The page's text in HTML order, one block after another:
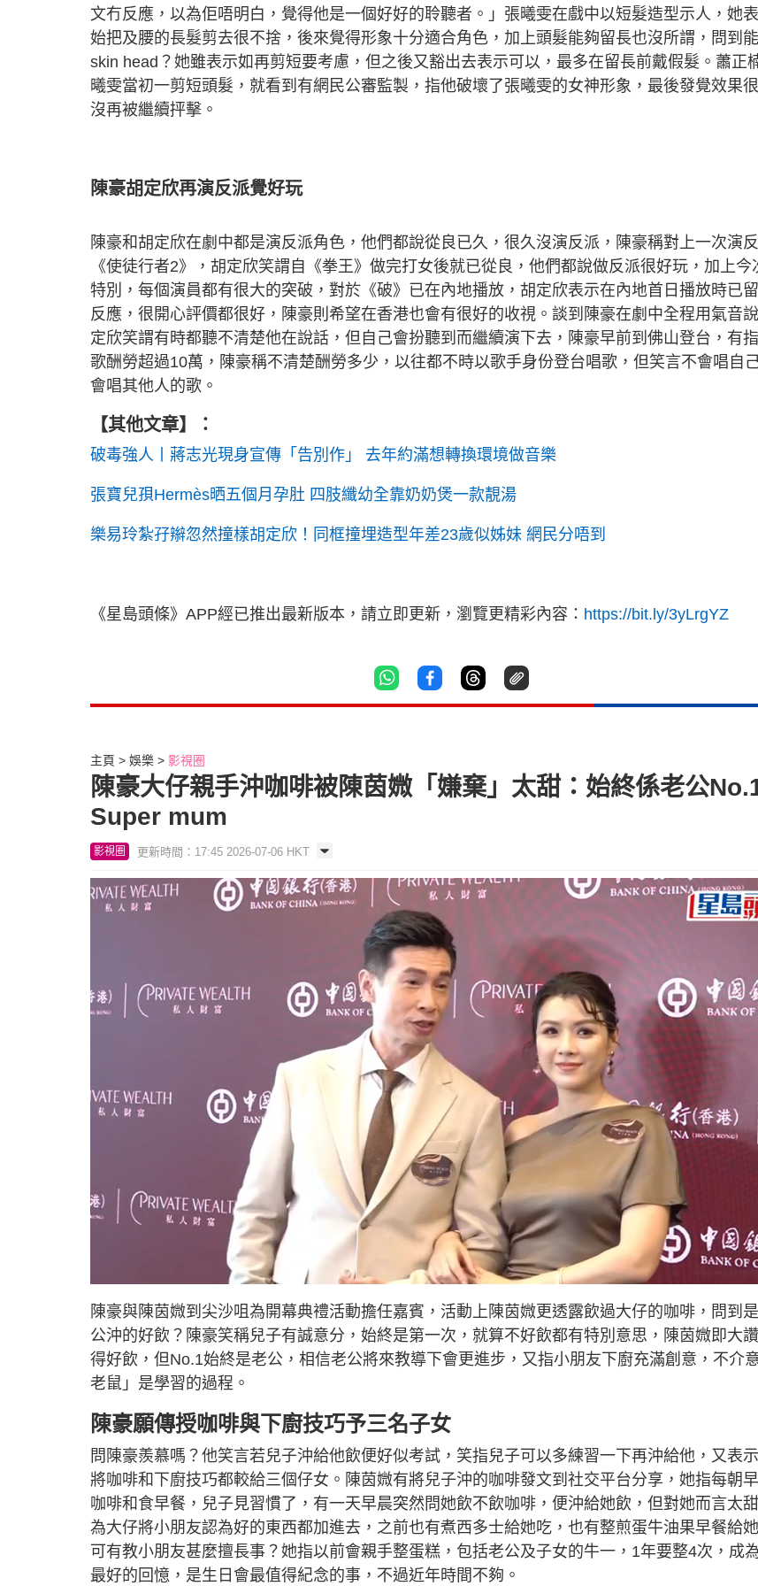
文冇反應，以為佢唔明白，覺得他是一個好好的聆聽者。」張曦雯在戲中以短髮造型示人，她
始把及腰的長髮剪去很不捨，後來覺得形象十分適合角色，加上頭髮能夠留長也沒所謂，問到
skin head？她雖表示如再剪短要考慮，但之後又豁出去表示可以，最多在留長前戴假髮。蕭正
曦雯當初一剪短頭髮，就看到有網民公審監製，指他破壞了張曦雯的女神形象，最後發覺效果
沒再被繼續抨擊。
陳豪胡定欣再演反派覺好玩
陳豪和胡定欣在劇中都是演反派角色，他們都說從良已久，很久沒演反派，陳豪稱對上一次演
《使徒行者2》，胡定欣笑謂自《拳王》做完打女後就已從良，他們都說做反派很好玩，加上今
特別，每個演員都有很大的突破，對於《破》已在內地播放，胡定欣表示在內地首日播放時已
反應，很開心評價都很好，陳豪則希望在香港也會有很好的收視。談到陳豪在劇中全程用氣音
定欣笑謂有時都聽不清楚他在說話，但自己會扮聽到而繼續演下去，陳豪早前到佛山登台，有
歌酬勞超過10萬，陳豪稱不清楚酬勞多少，以往都不時以歌手身份登台唱歌，但笑言不會唱自
會唱其他人的歌。
【其他文章】：
破毒強人丨蔣志光現身宣傳「告別作」 去年約滿想轉換環境做音樂
張寶兒孭Hermès晒五個月孕肚 四肢纖幼全靠奶奶煲一款靚湯
樂易玲紮孖辮忽然撞樣胡定欣！同框撞埋造型年差23歲似姊妹 網民分唔到
《星島頭條》APP經已推出最新版本，請立即更新，瀏覽更精彩內容： https://bit.ly/3yLrgYZ
主頁 娛樂 影視圈
陳豪大仔親手沖咖啡被陳茵媺「嫌棄」太甜：始終係老公
Super mum
影視圈 更新時間：17:45 2026-07-06 HKT
n
u
t
e
o
e
d
:
5
.
9
陳豪與陳茵媺到尖沙咀為開幕典禮活動擔任嘉賓，活動上陳茵媺更透露飲過大仔的咖啡，問到
公沖的好飲？陳豪笑稱兒子有誠意分，始終是第一次，就算不好飲都有特別意思，陳茵媺即大
得好飲，但No.1始終是老公，相信老公將來教導下會更進步，又指小朋友下廚充滿創意，不介
老鼠」是學習的過程。
陳豪願傳授咖啡與下廚技巧予三名子女
問陳豪羨慕嗎？他笑言若兒子沖給他飲便好似考試，笑指兒子可以多練習一下再沖給他，又表
將咖啡和下廚技巧都較給三個仔女。陳茵媺有將兒子沖的咖啡發文到社交平台分享，她指每朝
咖啡和食早餐，兒子見習慣了，有一天早晨突然問她飲不飲咖啡，便沖給她飲，但對她而言太
為大仔將小朋友認為好的東西都加進去，之前也有煮西多士給她吃，也有整煎蛋牛油果早餐給
可有教小朋友甚麼擅長事？她指以前會親手整蛋糕，包括老公及子女的牛一，1年要整4次，成
最好的回憶，是生日會最值得紀念的事，不過近年時間不夠。